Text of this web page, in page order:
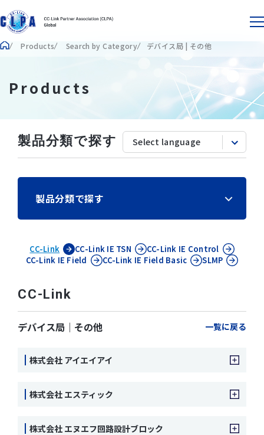
Products Search by Category デバイス局 | その他
Products
製品分類で探す
製品分類で探す
CC-Link CC-Link IE TSN CC-Link IE Control
CC-Link IE Field CC-Link IE Field Basic SLMP
CC-Link
デバイス局｜その他 一覧に戻る
株式会社 アイエイアイ
株式会社 エスティック
株式会社 エヌエフ回路設計ブロック